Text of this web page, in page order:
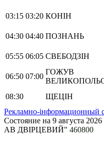
03:15 03:20 КОНІН
04:30 04:40 ПОЗНАНЬ
05:55 06:05 СВЕБОДЗІН
06:50 07:00
ГОЖУВ
08:30 ЩЕЦІН
Рекламно-інформационный
Состояние на 9 августа 2026
АВ ДВІРЦЕВИЙ" 460800